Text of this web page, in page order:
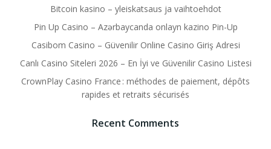
Bitcoin kasino – yleiskatsaus ja vaihtoehdot
Pin Up Casino – Azərbaycanda onlayn kazino Pin-Up
Casibom Casino – Güvenilir Online Casino Giriş Adresi
Canlı Casino Siteleri 2026 – En İyi ve Güvenilir Casino Listesi
CrownPlay Casino France : méthodes de paiement, dépôts
rapides et retraits sécurisés
Recent Comments